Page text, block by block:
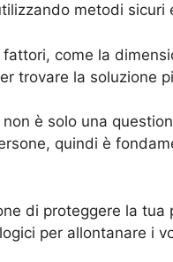
metodi
come la
trovare la soluzione
è solo una
quindi è
di proteggere la
per allontanare i